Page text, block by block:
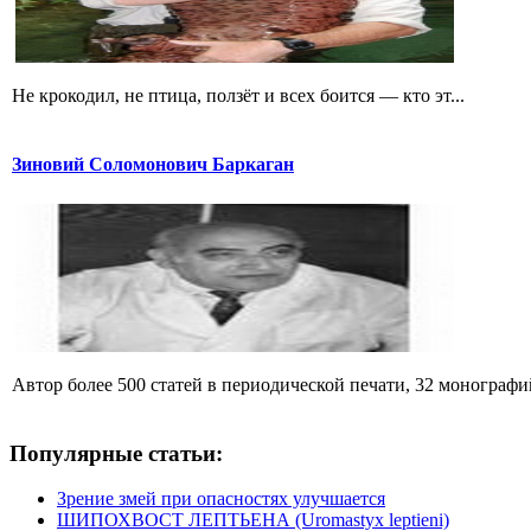
Не крокодил, не птица, ползёт и всех боится — кто эт...
Зиновий Соломонович Баркаган
Автор более 500 статей в периодической печати, 32
Популярные статьи:
Зрение змей при опасностях улучшается
ШИПОХВОСТ ЛЕПТЬЕНА (Uromastyx leptieni)